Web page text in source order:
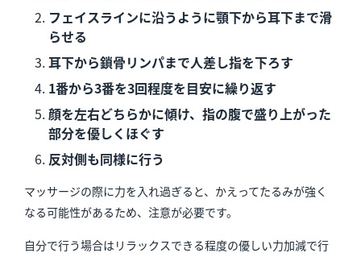
フェイスラインに沿うように顎下から耳下まで滑
らせる
耳下から鎖骨リンパまで人差し指を下ろす
1番から3番を3回程度を目安に繰り返す
顔を左右どちらかに傾け、指の腹で盛り上がった
部分を優しくほぐす
反対側も同様に行う
マッサージの際に力を入れ過ぎると、かえってたるみが強く
なる可能性があるため、注意が必要です。
自分で行う場合はリラックスできる程度の優しい力加減で行